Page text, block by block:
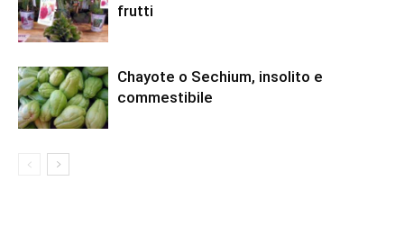
frutti
Chayote o Sechium, insolito e
commestibile